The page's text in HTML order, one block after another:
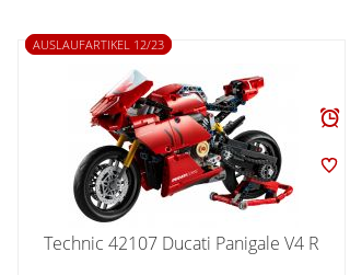
AUSLAUFARTIKEL 12/23
Technic 42107 Ducati Panigale V4 R